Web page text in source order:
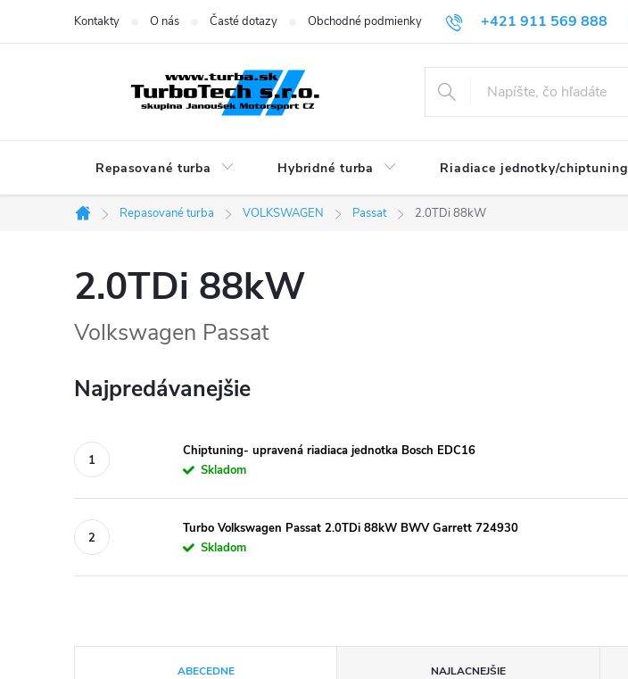
+421 911 569 888
Kontakty O nás Časté dotazy Obchodné podmienky GDPR
Repasované turba Hybridné turba Riadiace jednotky/chiptuning
Domov
Repasované turba VOLKSWAGEN Passat 2.0TDi 88kW
2.0TDi 88kW
Volkswagen Passat
Najpredávanejšie
Chiptuning- upravená riadiaca jednotka Bosch EDC16
Skladom
Turbo Volkswagen Passat 2.0TDi 88kW BWV Garrett 724930
Skladom
ABECEDNE NAJLACNEJŠIE